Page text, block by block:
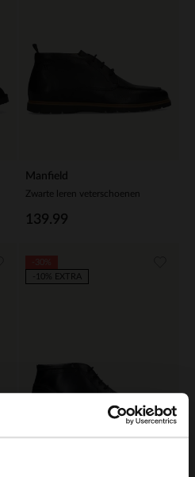
Manfield
Zwarte leren veterschoenen
139.99
-10% EXTRA